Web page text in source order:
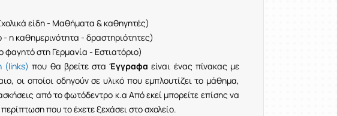
είδη - Μαθήματα & καθηγητές)
- η καθημερινότητα - δραστηριότητες)
φαγητό στη Γερμανία - Εστιατόριο)
(links) που θα βρείτε σταΈγγραφα είναι ένας πίνακας με
οι οποίοι οδηγούν σε υλικό που εμπλουτίζει το μάθημα,
από το φωτόδεντρο κ.α Από εκεί μπορείτε επίσης να
που το έχετε ξεχάσει στο σχολείο.